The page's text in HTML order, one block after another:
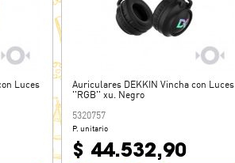
Luces
Auriculares DEKKIN Vincha con Luces
''RGB'' xu. Negro
5320757
P. unitario
$ 44.532,90